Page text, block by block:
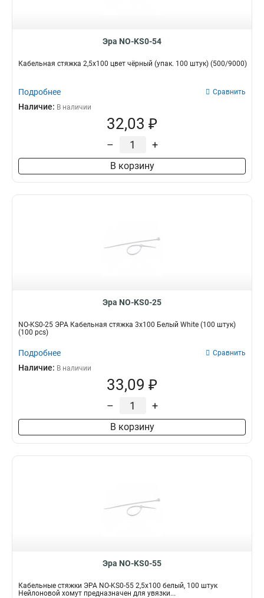
Эра NO-KS0-54
Кабельная стяжка 2,5х100 цвет чёрный (упак. 100 штук) (500/9000)
Подробнее Сравнить
Наличие: В наличии
32,03 ₽
– +
В корзину
Эра NO-KS0-25
NO-KS0-25 ЭРА Кабельная стяжка 3х100 Белый White (100 штук)
(100 pcs)
Подробнее Сравнить
Наличие: В наличии
33,09 ₽
– +
В корзину
Эра NO-KS0-55
Кабельные стяжки ЭРА NO-KS0-55 2,5х100 белый, 100 штук
Нейлоновой хомут предназначен для увязки...